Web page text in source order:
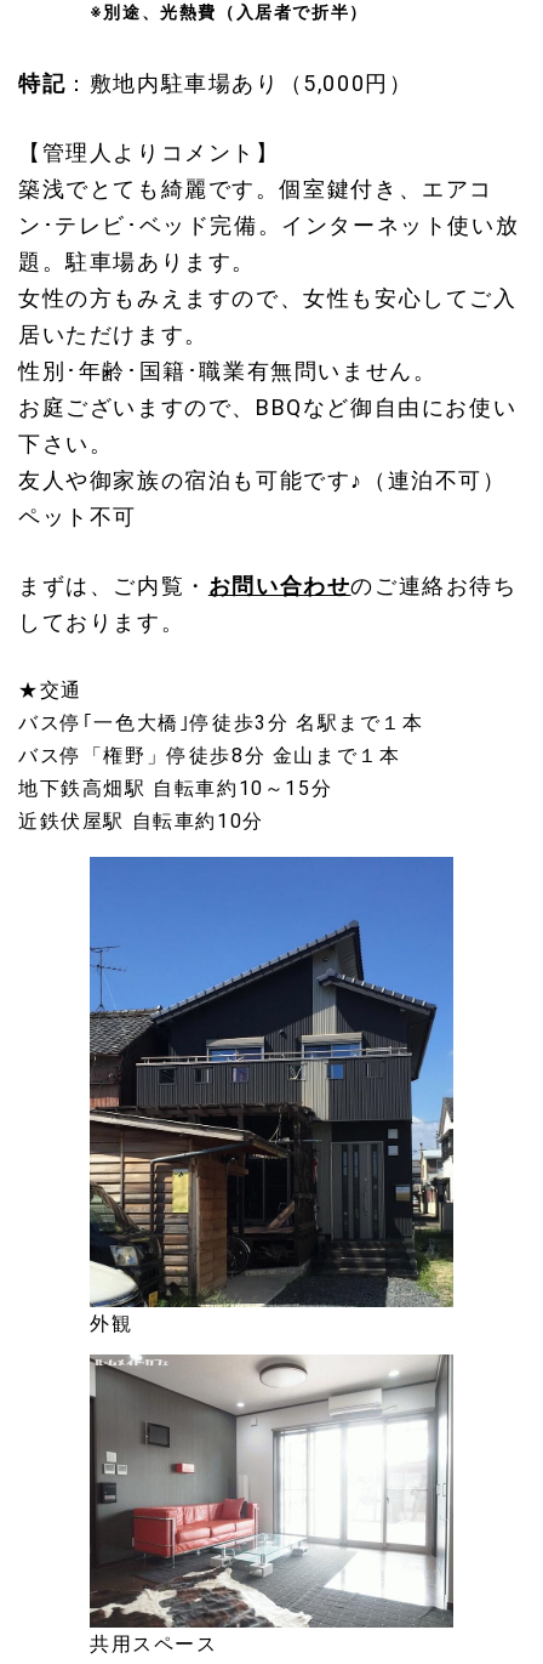
※別途、光熱費（入居者で折半）
特記 ： 敷地内駐車場あり（5,000円）
【管理人よりコメント】
築浅でとても綺麗です。個室鍵付き、エアコ
ン･テレビ･ベッド完備。インターネット使い放
題。駐車場あります。
女性の方もみえますので、女性も安心してご入
居いただけます。
性別･年齢･国籍･職業有無問いません。
お庭ございますので、BBQなど御自由にお使い
下さい。
友人や御家族の宿泊も可能です♪（連泊不可）
ペット不可
まずは、ご内覧・ お問い合わせのご連絡お待ち
しております。
★交通
バス停｢一色大橋｣停徒歩3分 名駅まで１本
バス停「権野」停徒歩8分 金山まで１本
地下鉄高畑駅 自転車約10～15分
近鉄伏屋駅 自転車約10分
外観
共用スペース